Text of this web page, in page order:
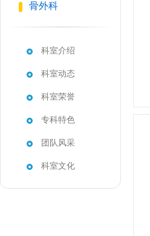
骨外科
科室介绍
科室动态
科室荣誉
专科特色
团队风采
科室文化